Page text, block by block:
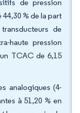
de pression
% de la part
de
haute pression
TCAC de 6,15
analogiques (4-
à 51,20 % en